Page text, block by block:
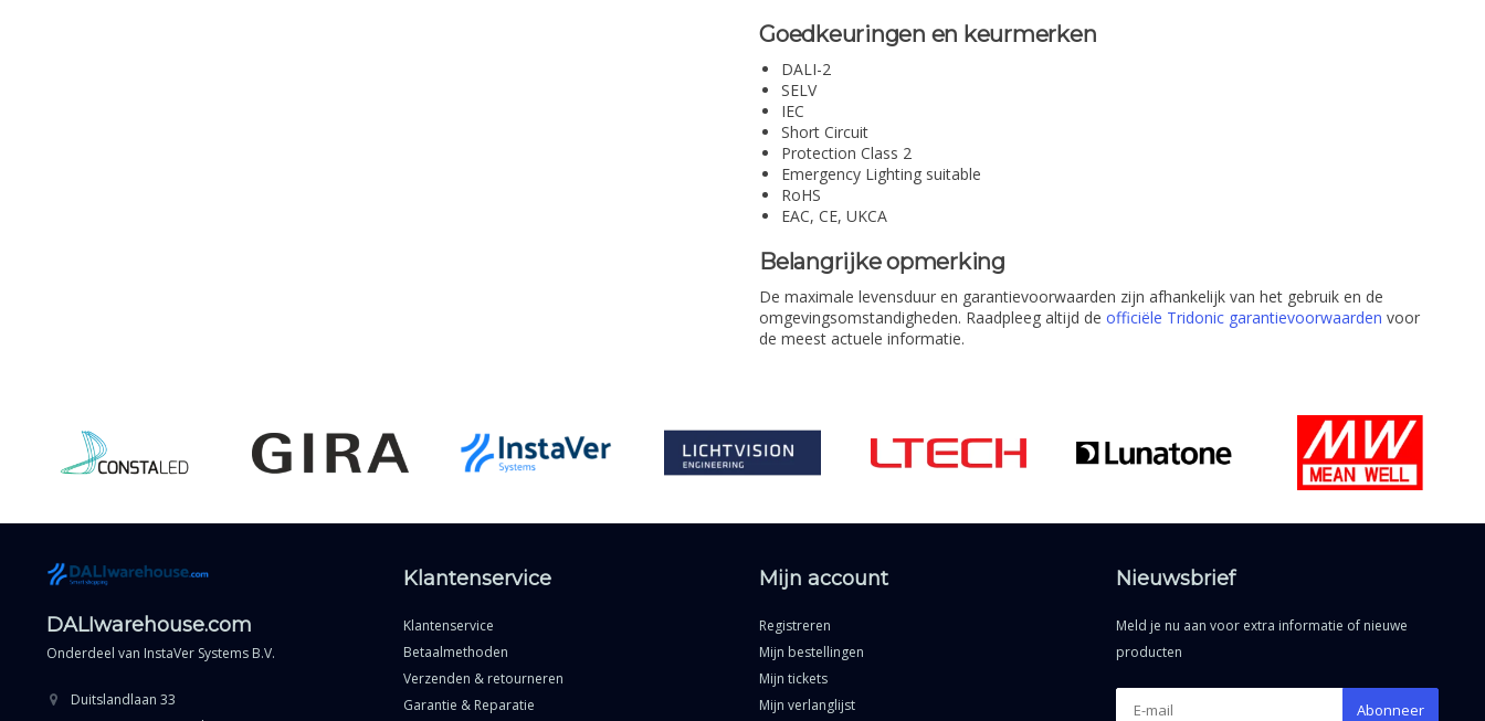
Goedkeuringen en keurmerken
DALI-2
SELV
IEC
Short Circuit
Protection Class 2
Emergency Lighting suitable
RoHS
EAC, CE, UKCA
Belangrijke opmerking
De maximale levensduur en garantievoorwaarden zijn afhankelijk van het gebruik en de
omgevingsomstandigheden. Raadpleeg altijd de officiële Tridonic garantievoorwaarden voor
de meest actuele informatie.
DALIwarehouse.com
Onderdeel van InstaVer Systems B.V.
Duitslandlaan 33
Klantenservice
Klantenservice
Betaalmethoden
Verzenden & retourneren
Garantie & Reparatie
Mijn account
Registreren
Mijn bestellingen
Mijn tickets
Mijn verlanglijst
Nieuwsbrief
Meld je nu aan voor extra informatie of nieuwe
producten
Abonneer